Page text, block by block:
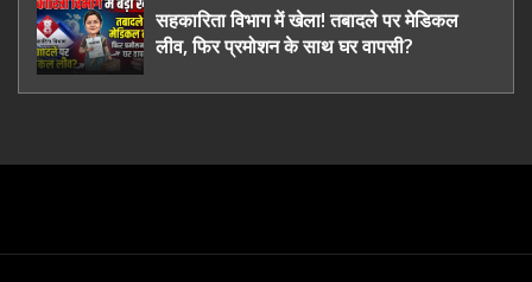
सहकारिता विभाग में खेला! तबादले पर मेडिकल
लीव, फिर प्रमोशन के साथ घर वापसी?